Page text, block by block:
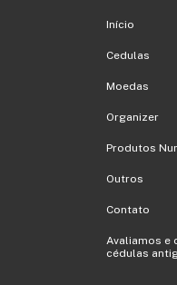
Início
Cedulas
Moedas
Organizer
Produtos
Outros
Contato
Avaliamos e
cédulas